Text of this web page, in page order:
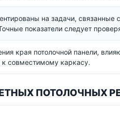
на задачи,
показатели следует
края потолочной панели,
к совместимому каркасу.
ПОТОЛОЧНЫХ